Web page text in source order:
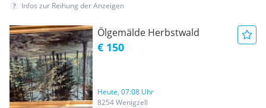
Infos zur Reihung der Anzeigen
Ölgemälde Herbstwald
€ 150
Heute, 07:08 Uhr
8254 Wenigzell